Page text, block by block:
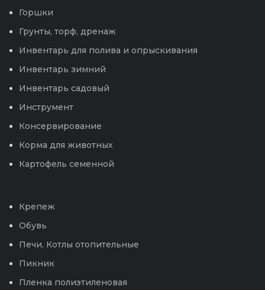
Горшки
Грунты, торф, дренаж
Инвентарь для полива и опрыскивания
Инвентарь зимний
Инвентарь садовый
Инструмент
Консервирование
Корма для животных
Картофель семенной
Крепеж
Обувь
Печи, Котлы отопительные
Пикник
Пленка полиэтиленовая